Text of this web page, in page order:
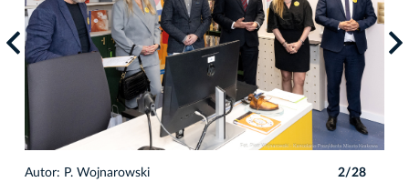
Autor: P. Wojnarowski 2/28